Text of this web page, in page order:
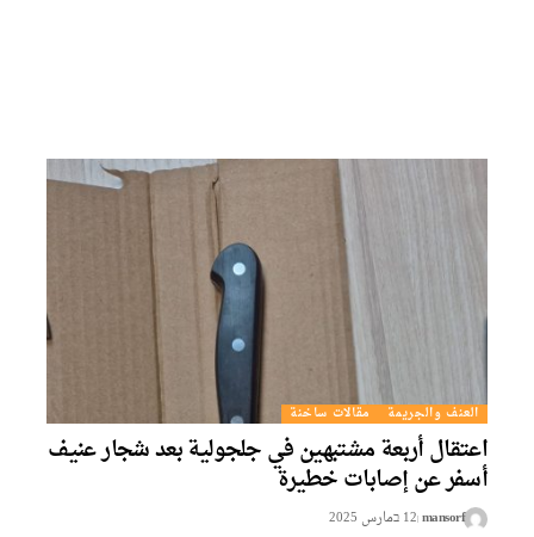
العنف والجريمة مقالات ساخنة
اعتقال أربعة مشتبهين في جلجولية بعد شجار عنيف
أسفر عن إصابات خطيرة
mansorf 12 בمارس 2025